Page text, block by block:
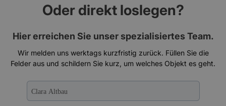
Oder direkt loslegen?
Hier erreichen Sie unser spezialisiertes Team.
Wir melden uns werktags kurzfristig zurück. Füllen Sie die
Felder aus und schildern Sie kurz, um welches Objekt es geht.